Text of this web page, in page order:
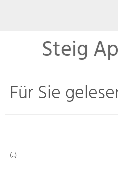
Steig
Für Sie
(..)